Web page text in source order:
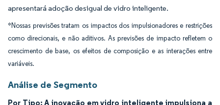
apresentará adoção desigual de vidro inteligente.
*Nossas previsões tratam os impactos dos impulsionadores e restrições
como direcionais, e não aditivos. As previsões de impacto refletem o
crescimento de base, os efeitos de composição e as interações entre
variáveis.
Análise de Segmento
Por Tipo: A inovação em vidro inteligente impulsiona a